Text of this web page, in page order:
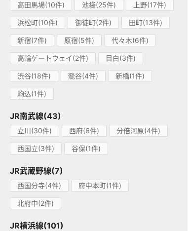
高田馬場(10件) 池袋(25件) 上野(17件)
浜松町(10件) 御徒町(2件) 田町(13件)
新宿(7件) 原宿(5件) 代々木(6件)
高輪ゲートウェイ(2件) 目白(3件)
渋谷(18件) 鶯谷(4件) 新橋(1件)
駒込(1件)
JR南武線(43)
立川(30件) 西府(6件) 分倍河原(4件)
西国立(3件) 谷保(1件)
JR武蔵野線(7)
西国分寺(4件) 府中本町(1件)
北府中(2件)
JR横浜線(101)